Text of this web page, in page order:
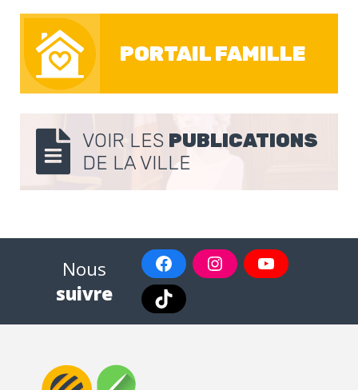
PORTAIL FAMILLE
VOIR LES PUBLICATIONS
DE LA VILLE
Nous
suivre